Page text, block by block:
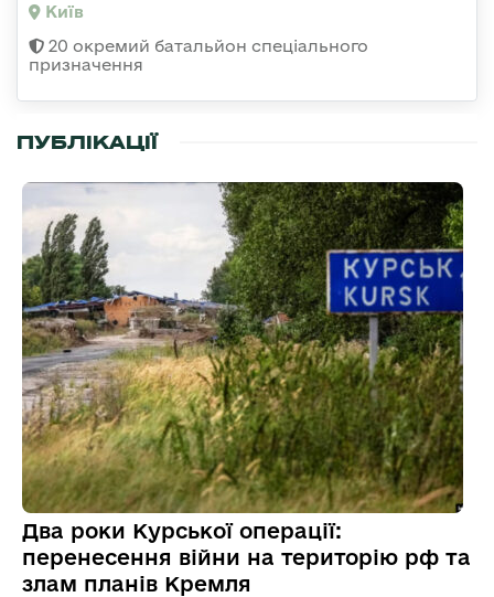
Київ
20 окремий батальйон спеціального
призначення
ПУБЛІКАЦІЇ
Два роки Курської операції:
перенесення війни на територію рф та
злам планів Кремля